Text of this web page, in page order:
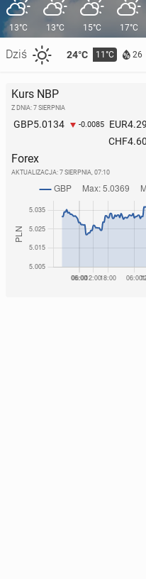
13°C
Dziś 24°C 11°C 26
13°C 15°C 17°C
Kurs NBP
Z DNIA: 7 SIERPNIA
GBP5.0134 -0.0085 EUR
CHF
Forex
AKTUALIZACJA: 7 SIERPNIA, 07:10